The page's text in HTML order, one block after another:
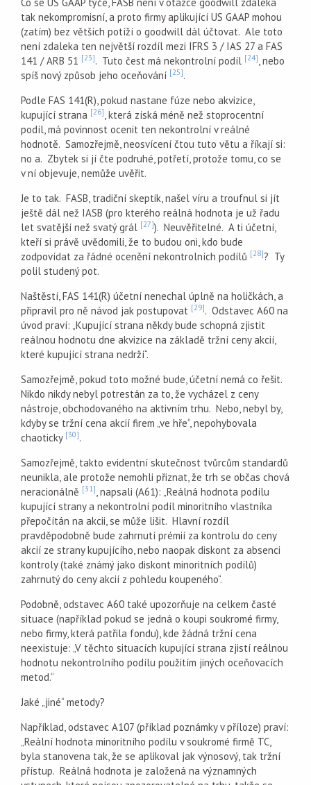
tak nekompromisní, a proto firmy aplikující US GAAP mohou
(zatím) bez větších potíží o goodwill dál účtovat. Ale toto
není zdaleka ten největší rozdíl mezi IFRS 3 / IAS 27 a FAS
141 / ARB 51 [23]. Tuto čest má nekontrolní podíl [24], nebo
spíš nový způsob jeho oceňování [25].
Podle FAS 141(R), pokud nastane fúze nebo akvizice,
kupující strana [26], která získá méně než stoprocentní
podíl, má povinnost ocenit ten nekontrolní v reálné
hodnotě. Samozřejmě, neosvícení čtou tuto větu a říkají si:
no a. Zbytek si jí čte podruhé, potřetí, protože tomu, co se
v ní objevuje, nemůže uvěřit.
Je to tak. FASB, tradiční skeptik, našel víru a troufnul si jít
ještě dál než IASB (pro kterého reálná hodnota je už řadu
let svatější než svatý grál [27]). Neuvěřitelné. A ti účetní,
kteří si právě uvědomili, že to budou oni, kdo bude
zodpovídat za řádné ocenění nekontrolních podílů [28]? Ty
polil studený pot.
Naštěstí, FAS 141(R) účetní nenechal úplně na holičkách, a
připravil pro ně návod jak postupovat [29]. Odstavec A60 na
úvod praví: „Kupující strana někdy bude schopná zjistit
reálnou hodnotu dne akvizice na základě tržní ceny akcií,
které kupující strana nedrží“.
Samozřejmě, pokud toto možné bude, účetní nemá co řešit.
Nikdo nikdy nebyl potrestán za to, že vycházel z ceny
nástroje, obchodovaného na aktivním trhu. Nebo, nebyl by,
kdyby se tržní cena akcií firem „ve hře“, nepohybovala
chaoticky [30].
Samozřejmě, takto evidentní skutečnost tvůrcům standardů
neunikla, ale protože nemohli přiznat, že trh se občas chová
neracionálně [31], napsali (A61): „Reálná hodnota podílu
kupující strany a nekontrolní podíl minoritního vlastníka
přepočítán na akcii, se může lišit. Hlavní rozdíl
pravděpodobně bude zahrnutí prémií za kontrolu do ceny
akcií ze strany kupujícího, nebo naopak diskont za absenci
kontroly (také známý jako diskont minoritních podílů)
zahrnutý do ceny akcií z pohledu koupeného“.
Podobně, odstavec A60 také upozorňuje na celkem časté
situace (například pokud se jedná o koupi soukromé firmy,
nebo firmy, která patřila fondu), kde žádná tržní cena
neexistuje: „V těchto situacích kupující strana zjistí reálnou
hodnotu nekontrolního podílu použitím jiných oceňovacích
metod.“
Jaké „jiné“ metody?
Například, odstavec A107 (příklad poznámky v příloze) praví:
„Reální hodnota minoritního podílu v soukromé firmě TC,
byla stanovena tak, že se aplikoval jak výnosový, tak tržní
přístup. Reálná hodnota je založená na významných